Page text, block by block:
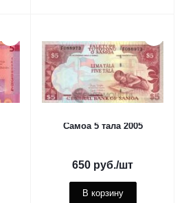
Самоа 5 тала 2005
650 руб./шт
В корзину